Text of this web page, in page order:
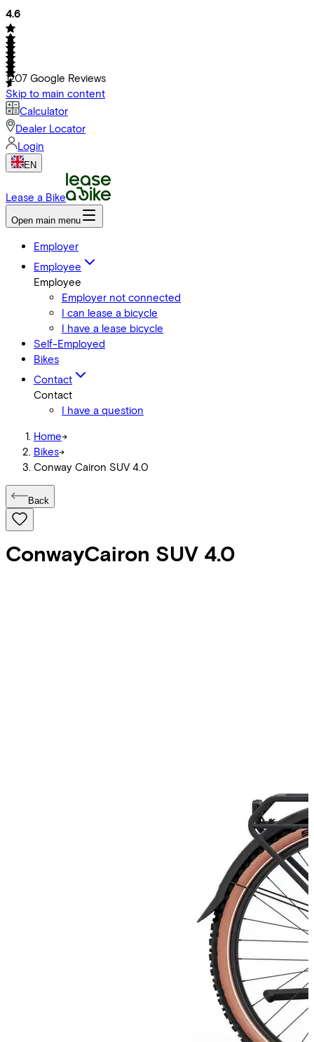
4.6
1207 Google Reviews
Skip to main content
Calculator
Dealer Locator
Login
EN
Lease a Bike
Open main menu
Employer
Employee
Employee
Employer not connected
I can lease a bicycle
I have a lease bicycle
Self-Employed
Bikes
Contact
Contact
I have a question
Home->
Bikes->
Conway Cairon SUV 4.0
Back
ConwayCairon SUV 4.0